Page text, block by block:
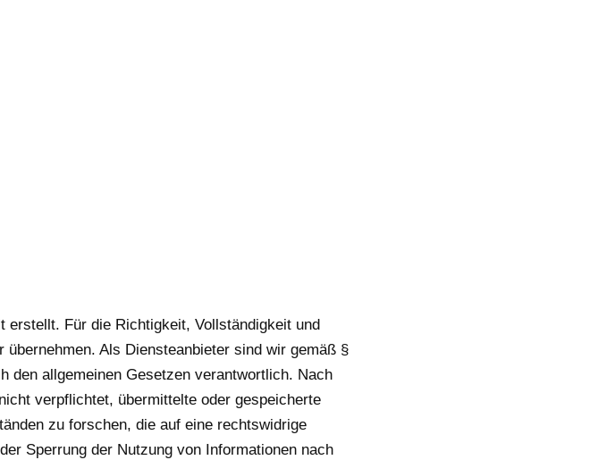
erstellt. Für die Richtigkeit, Vollständigkeit und
Als Diensteanbieter sind wir gemäß §
den allgemeinen Gesetzen verantwortlich. Nach
verpflichtet, übermittelte oder gespeicherte
zu forschen, die auf eine rechtswidrige
Sperrung der Nutzung von Informationen nach